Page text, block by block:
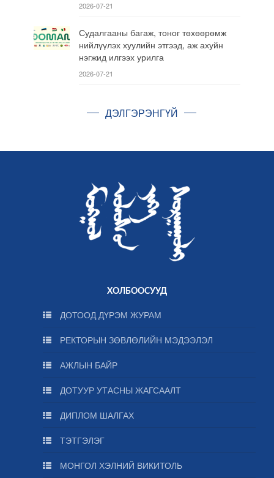
2026-07-21
Судалгааны багаж, тоног төхөөрөмж
нийлүүлэх хуулийн этгээд, аж ахуйн
нэгжид илгээх урилга
2026-07-21
ДЭЛГЭРЭНГҮЙ
ХОЛБООСУУД
ДОТООД ДҮРЭМ ЖУРАМ
РЕКТОРЫН ЗӨВЛӨЛИЙН МЭДЭЭЛЭЛ
АЖЛЫН БАЙР
ДОТУУР УТАСНЫ ЖАГСААЛТ
ДИПЛОМ ШАЛГАХ
ТЭТГЭЛЭГ
МОНГОЛ ХЭЛНИЙ ВИКИТОЛЬ